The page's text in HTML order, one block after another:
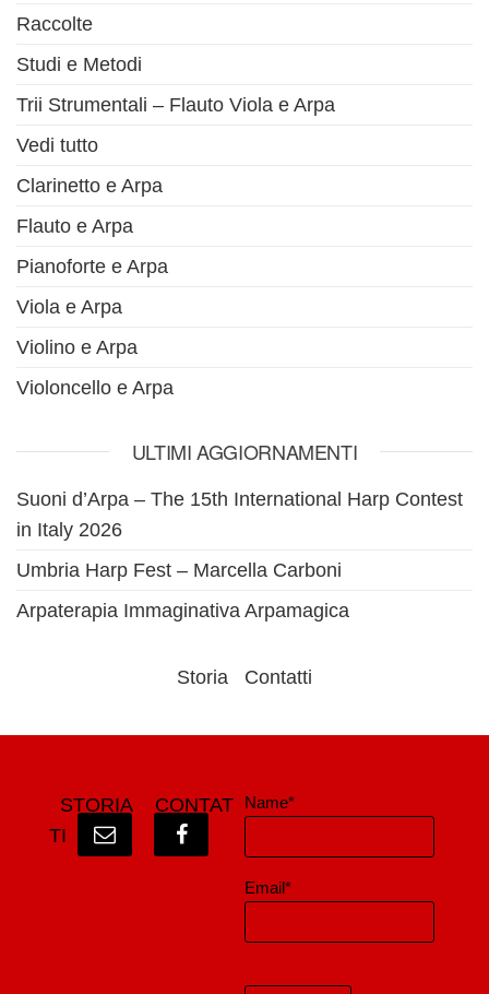
Raccolte
Studi e Metodi
Trii Strumentali – Flauto Viola e Arpa
Vedi tutto
Clarinetto e Arpa
Flauto e Arpa
Pianoforte e Arpa
Viola e Arpa
Violino e Arpa
Violoncello e Arpa
ULTIMI AGGIORNAMENTI
Suoni d’Arpa – The 15th International Harp Contest
in Italy 2026
Umbria Harp Fest – Marcella Carboni
Arpaterapia Immaginativa Arpamagica
Storia Contatti
STORIA
CONTAT
TI
Name*
Email*